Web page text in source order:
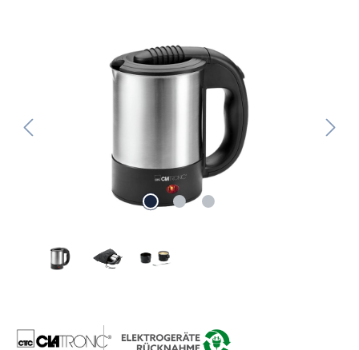
Bildergalerie überspringen